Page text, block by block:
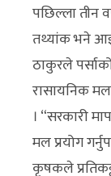
पछिल्ला तीन
तथ्यांक भने
ठाकुरले
रासायनिक
। “सरकारी
मल प्रयोग
कृषकले